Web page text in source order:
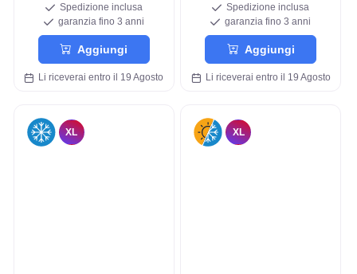
Spedizione inclusa
garanzia fino 3 anni
Aggiungi
Li riceverai entro il 19 Agosto
Spedizione inclusa
garanzia fino 3 anni
Aggiungi
Li riceverai entro il 19 Agosto
XL XL